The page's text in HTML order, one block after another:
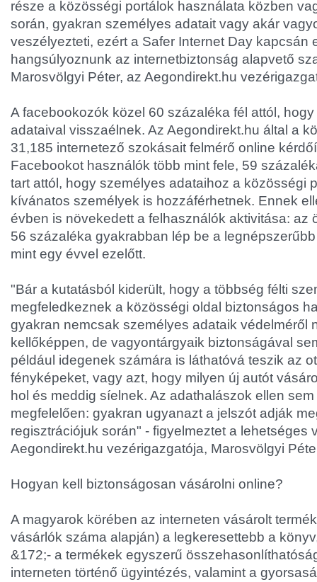
része a közösségi portálok használata közben
során, gyakran személyes adatait vagy akár
veszélyezteti, ezért a Safer Internet Day kapcsán
hangsúlyoznunk az internetbiztonság alapvető
Marosvölgyi Péter, az Aegondirekt.hu
A facebookozók közel 60 százaléka fél attól,
adataival visszaélnek. Az Aegondirekt.hu által a
31,185 internetező szokásait felmérő online
Facebookot használók több mint fele, 59
tart attól, hogy személyes adataihoz a közösségi
kívánatos személyek is hozzáférhetnek. Ennek
évben is növekedett a felhasználók aktivitása: az
56 százaléka gyakrabban lép be a
mint egy évvel ezelőtt.
"Bár a kutatásból kiderült, hogy a többség félti
megfeledkeznek a közösségi oldal biztonságos
gyakran nemcsak személyes adataik védelméről
kellőképpen, de vagyontárgyaik biztonságával
például idegenek számára is láthatóvá teszik az
fényképeket, vagy azt, hogy milyen új autót
hol és meddig síelnek. Az adathalászok ellen
megfelelően: gyakran ugyanazt a jelszót adják
regisztrációjuk során" - figyelmeztet a lehetséges
Aegondirekt.hu vezérigazgatója, Marosvölgyi
Hogyan kell biztonságosan vásárolni online?
A magyarok körében az interneten vásárolt
vásárlók száma alapján) a legkeresettebb a
&172;- a termékek egyszerű
interneten történő ügyintézés, valamint a